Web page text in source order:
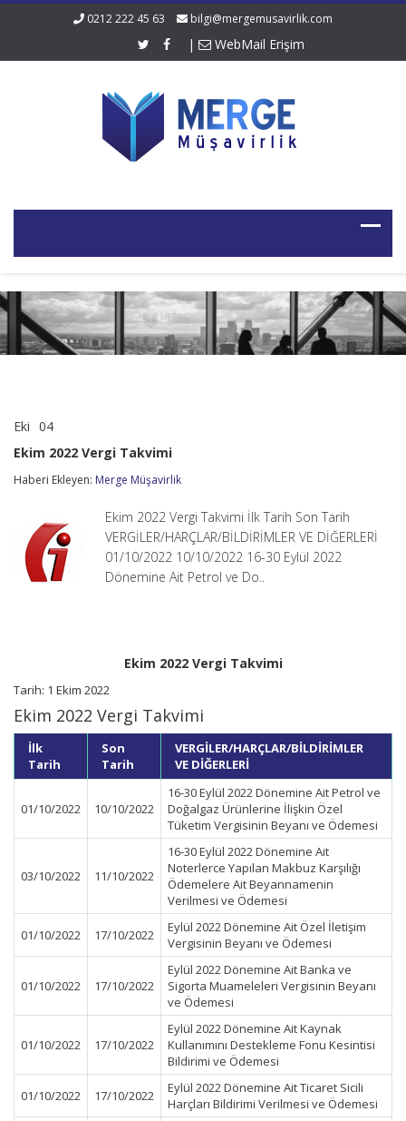
0212 222 45 63 bilgi@mergemusavirlik.com
| WebMail Erişim
Eki 04
Vergi
Takvimi
için
Ekim 2022 Vergi Takvimi
Haberi Ekleyen: Merge Müşavirlik
Ekim 2022 Vergi Takvimi İlk Tarih Son Tarih
VERGİLER/HARÇLAR/BİLDİRİMLER VE DİĞERLERİ
01/10/2022 10/10/2022 16-30 Eylül 2022
Dönemine Ait Petrol ve Do..
Ekim 2022 Vergi Takvimi
Tarih: 1 Ekim 2022
Ekim 2022 Vergi Takvimi
İlk
Tarih
Son
Tarih
VERGİLER/HARÇLAR/BİLDİRİMLER
VE DİĞERLERİ
01/10/2022 10/10/2022
16-30 Eylül 2022 Dönemine Ait Petrol ve
Doğalgaz Ürünlerine İlişkin Özel
Tüketim Vergisinin Beyanı ve Ödemesi
03/10/2022 11/10/2022
16-30 Eylül 2022 Dönemine Ait
Noterlerce Yapılan Makbuz Karşılığı
Ödemelere Ait Beyannamenin
Verilmesi ve Ödemesi
01/10/2022 17/10/2022
Eylül 2022 Dönemine Ait Özel İletişim
Vergisinin Beyanı ve Ödemesi
01/10/2022 17/10/2022
Eylül 2022 Dönemine Ait Banka ve
Sigorta Muameleleri Vergisinin Beyanı
ve Ödemesi
01/10/2022 17/10/2022
Eylül 2022 Dönemine Ait Kaynak
Kullanımını Destekleme Fonu Kesintisi
Bildirimi ve Ödemesi
01/10/2022 17/10/2022
Eylül 2022 Dönemine Ait Ticaret Sicili
Harçları Bildirimi Verilmesi ve Ödemesi